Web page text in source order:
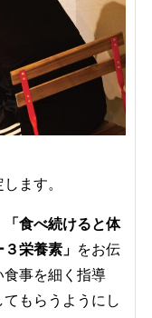
ます。
「食べ続けると体
３栄養素」 をお伝
食事を細く指導
もらうようにし